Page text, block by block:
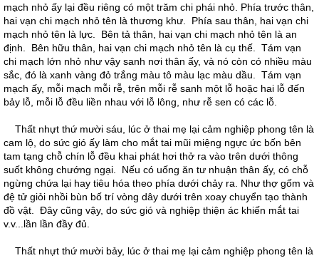
mạch nhỏ ấy lại đều riêng có một trăm chi phái nhỏ. Phía trước thân,
hai vạn chi mạch nhỏ tên là thương khư. Phía sau thân, hai vạn chi
mạch nhỏ tên là lực. Bên tả thân, hai vạn chi mạch nhỏ tên là an
định. Bên hữu thân, hai vạn chi mạch nhỏ tên là cụ thế. Tám vạn
chi mạch lớn nhỏ như vậy sanh nơi thân ấy, và nó còn có nhiều màu
sắc, đó là xanh vàng đỏ trắng màu tô màu lạc màu dầu. Tám vạn
mạch ấy, mỗi mạch mỗi rễ, trên mỗi rễ sanh một lỗ hoặc hai lỗ đến
bảy lỗ, mỗi lỗ đều liền nhau với lỗ lông, như rễ sen có các lỗ.
Thất nhựt thứ mười sáu, lúc ở thai mẹ lại cảm nghiệp phong tên là
cam lộ, do sức gió ấy làm cho mắt tai mũi miệng ngực ức bốn bên
tam tạng chỗ chín lỗ đều khai phát hơi thở ra vào trên dưới thông
suốt không chướng ngại. Nếu có uống ăn tư nhuận thân ấy, có chỗ
ngừng chứa lại hay tiêu hóa theo phía dưới chảy ra. Như thợ gốm và
đệ tử giỏi nhồi bùn bố trí vòng dây dưới trên xoay chuyển tạo thành
đồ vật. Đây cũng vậy, do sức gió và nghiệp thiện ác khiến mắt tai
v.v...lần lần đầy đủ.
Thất nhựt thứ mười bảy, lúc ở thai mẹ lại cảm nghiệp phong tên là